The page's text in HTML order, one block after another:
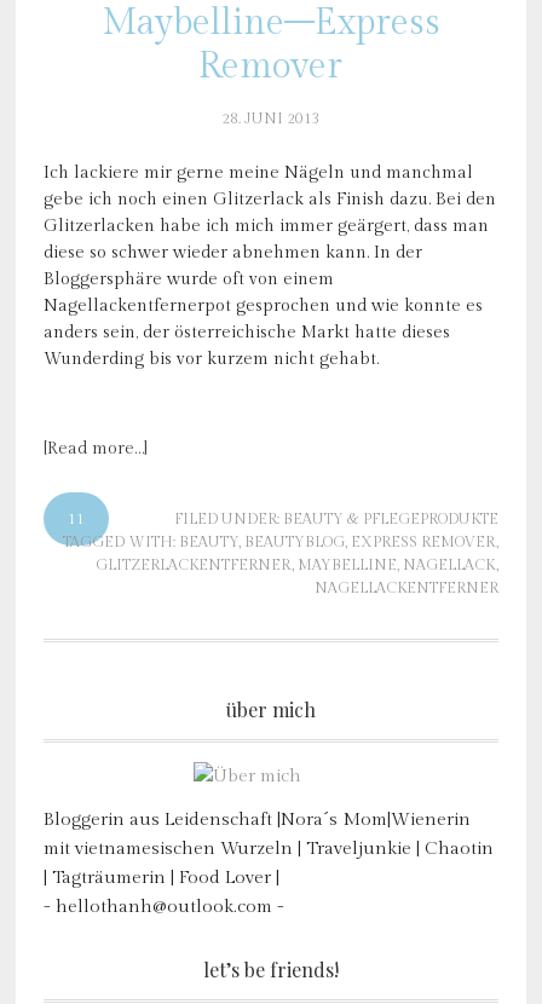
Maybelline–Express
Remover
28. JUNI 2013
Ich lackiere mir gerne meine Nägeln und manchmal
gebe ich noch einen Glitzerlack als Finish dazu. Bei den
Glitzerlacken habe ich mich immer geärgert, dass man
diese so schwer wieder abnehmen kann. In der
Bloggersphäre wurde oft von einem
Nagellackentfernerpot gesprochen und wie konnte es
anders sein, der österreichische Markt hatte dieses
Wunderding bis vor kurzem nicht gehabt.
[Read more…]
11 FILED UNDER: BEAUTY & PFLEGEPRODUKTE
TAGGED WITH: BEAUTY, BEAUTYBLOG, EXPRESS REMOVER,
GLITZERLACKENTFERNER, MAYBELLINE, NAGELLACK,
NAGELLACKENTFERNER
über mich
Bloggerin aus Leidenschaft |Nora´s Mom|Wienerin
mit vietnamesischen Wurzeln | Traveljunkie | Chaotin
| Tagträumerin | Food Lover |
- hellothanh@outlook.com -
let’s be friends!